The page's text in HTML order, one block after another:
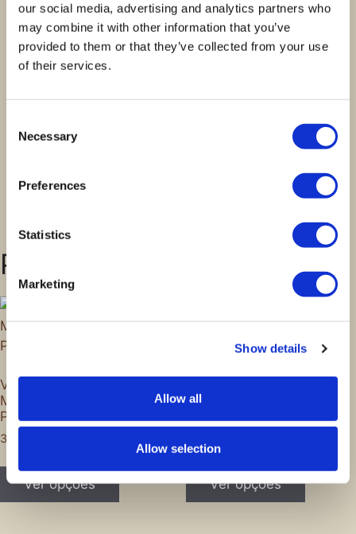
our social media, advertising and analytics partners who
may combine it with other information that you’ve
provided to them or that they’ve collected from your use
of their services.
Selection
Necessary
Preferences
Statistics
Marketing
Show details
Allow all
Allow selection
Email*
comentar.
Produtos Relacionados
Voucher Blind – 12
Momentos & Master Wine
Pairing
375,00
Ver opções
Privatização de Cofre (2
Ver opções